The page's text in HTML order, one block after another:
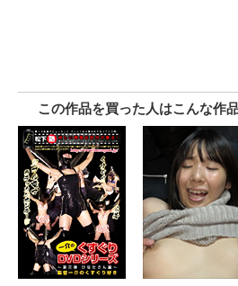
この作品を買った人はこんな作